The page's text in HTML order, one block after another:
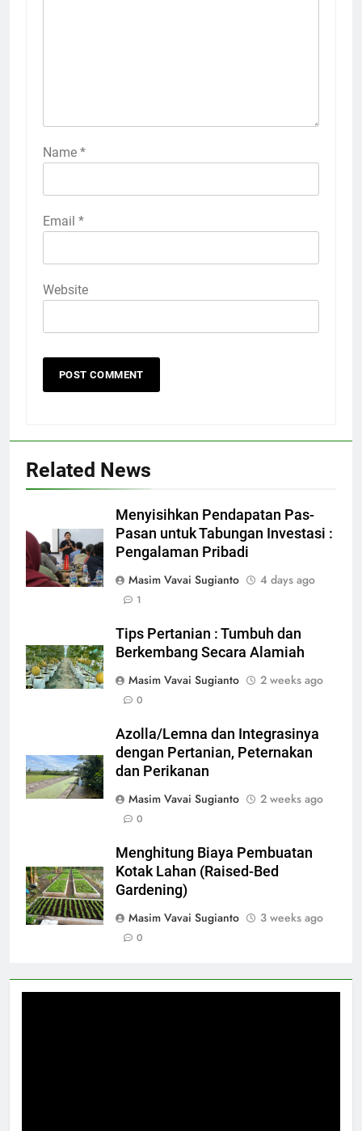
Name *
Email *
Website
Related News
Menyisihkan Pendapatan Pas-
Pasan untuk Tabungan Investasi :
Pengalaman Pribadi
Masim Vavai Sugianto
4 days ago
1
Tips Pertanian : Tumbuh dan
Berkembang Secara Alamiah
Masim Vavai Sugianto
2 weeks ago
0
Azolla/Lemna dan Integrasinya
dengan Pertanian, Peternakan
dan Perikanan
Masim Vavai Sugianto
2 weeks ago
0
Menghitung Biaya Pembuatan
Kotak Lahan (Raised-Bed
Gardening)
Masim Vavai Sugianto
3 weeks ago
0